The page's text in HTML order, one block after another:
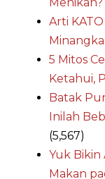
Arti
5 Mitos
Ketahui,
Batak
Inilah
(5,567)
Yuk Bikin
Makan